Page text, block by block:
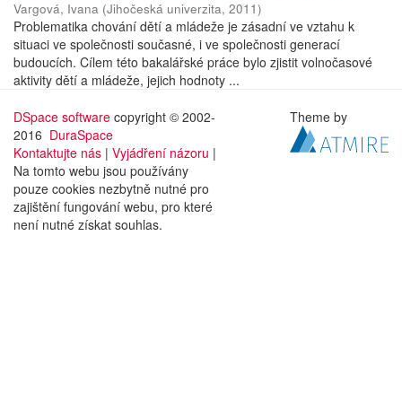
Vargová, Ivana (Jihočeská univerzita, 2011)
Problematika chování dětí a mládeže je zásadní ve vztahu k
situaci ve společnosti současné, i ve společnosti generací
budoucích. Cílem této bakalářské práce bylo zjistit volnočasové
aktivity dětí a mládeže, jejich hodnoty ...
DSpace software copyright © 2002-
2016 DuraSpace
Kontaktujte nás | Vyjádření názoru |
Na tomto webu jsou používány
pouze cookies nezbytně nutné pro
zajištění fungování webu, pro které
není nutné získat souhlas.
Theme by